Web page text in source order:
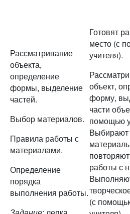
Рассматривание
объекта,
определение
формы, выделение
частей.
Выбор материалов.
Правила работы с
материалами.
Определение
порядка
выполнения работы.
Готовят
место (с
учителя).
объект,
форму,
части
помощью
Выбирают
работы с
(с